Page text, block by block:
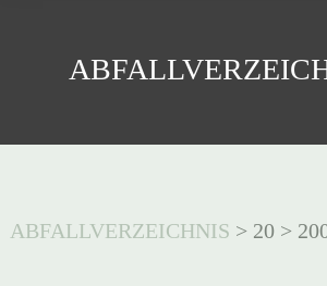
ABFALLVERZEICHNIS > 20>